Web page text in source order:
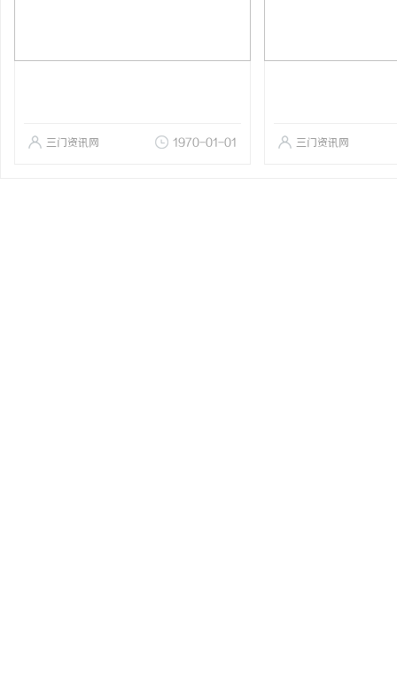
三门资讯网 1970-01-01 三门资讯网